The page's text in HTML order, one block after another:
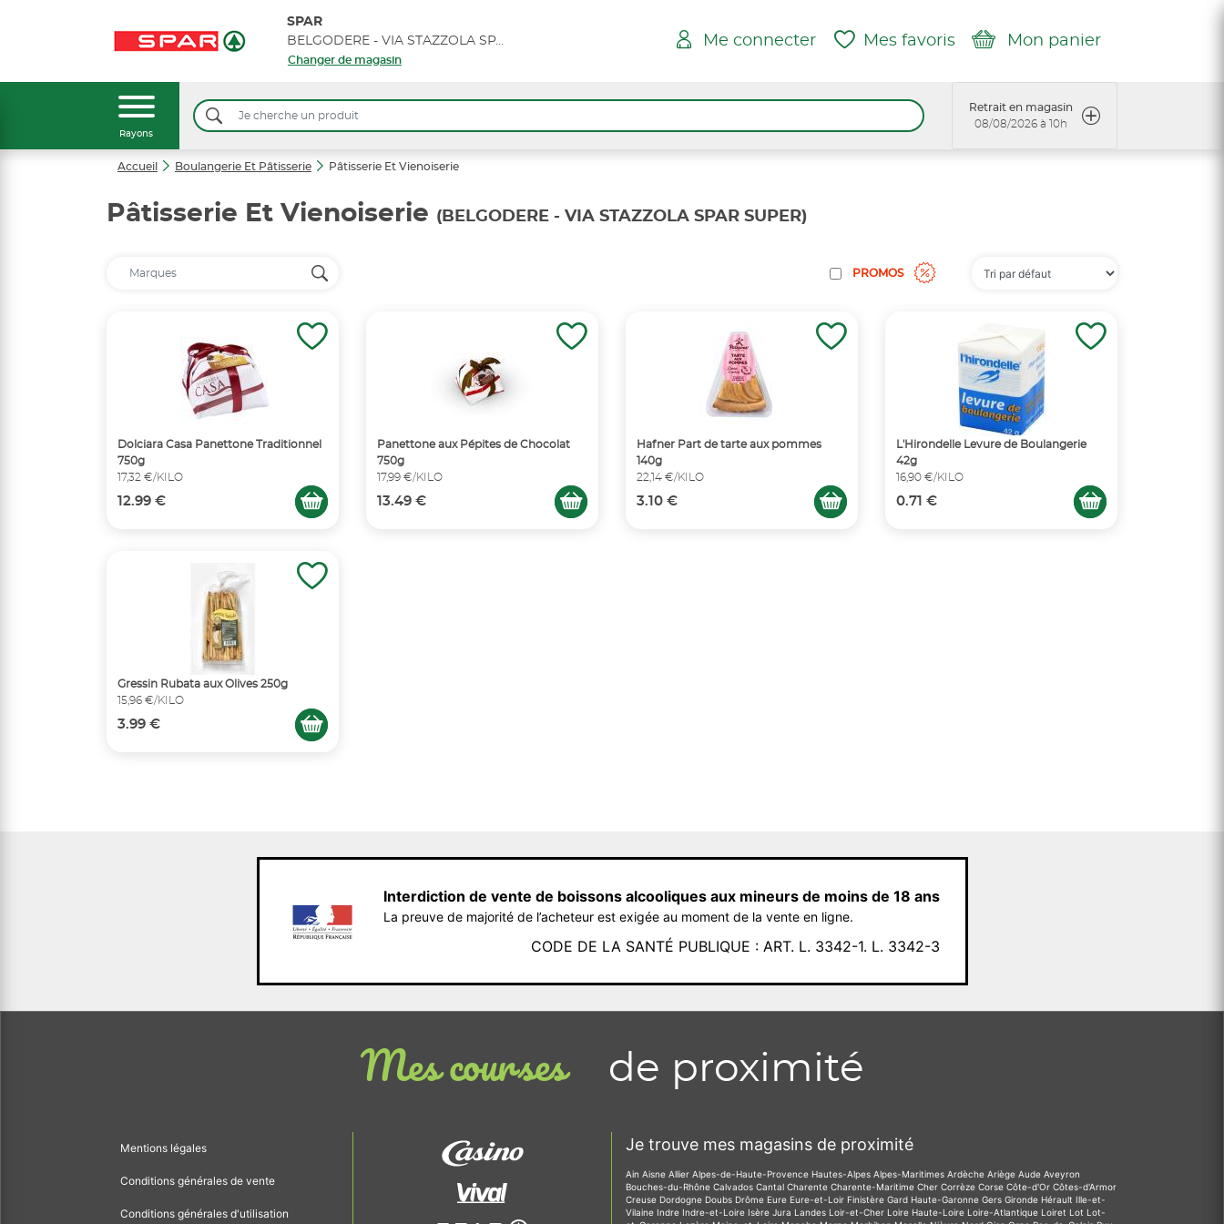
SPAR
BELGODERE - VIA STAZZOLA SPAR SUPER
Changer de magasin
Me connecter Mes favoris Mon panier
Rayons
Retrait en magasin
08/08/2026 à 10h
Accueil Boulangerie Et Pâtisserie Pâtisserie Et Vienoiserie
Pâtisserie Et Vienoiserie (BELGODERE - VIA STAZZOLA SPAR SUPER)
PROMOS
Dolciara Casa Panettone Traditionnel
750g
17,32 €/KILO
12.99 €
Panettone aux Pépites de Chocolat
750g
17,99 €/KILO
13.49 €
Hafner Part de tarte aux pommes
140g
22,14 €/KILO
3.10 €
L'Hirondelle Levure de Boulangerie
42g
16,90 €/KILO
0.71 €
Gressin Rubata aux Olives 250g
15,96 €/KILO
3.99 €
Interdiction de vente de boissons alcooliques aux mineurs de moins de 18 ans
La preuve de majorité de l’acheteur est exigée au moment de la vente en ligne.
CODE DE LA SANTÉ PUBLIQUE : ART. L. 3342-1. L. 3342-3
Mes courses de proximité
Mentions légales
Conditions générales de vente
Conditions générales d'utilisation
Je trouve mes magasins de proximité
Ain Aisne Allier Alpes-de-Haute-Provence Hautes-Alpes Alpes-Maritimes Ardèche Ariège Aude Aveyron
Bouches-du-Rhône Calvados Cantal Charente Charente-Maritime Cher Corrèze Corse Côte-d'Or Côtes-d'Armor
Creuse Dordogne Doubs Drôme Eure Eure-et-Loir Finistère Gard Haute-Garonne Gers Gironde Hérault Ille-et-
Vilaine Indre Indre-et-Loire Isère Jura Landes Loir-et-Cher Loire Haute-Loire Loire-Atlantique Loiret Lot Lot-